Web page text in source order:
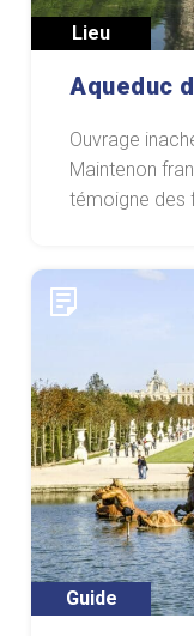
Lieu
Aqueduc
Ouvrage
Maintenon
témoigne des
Guide